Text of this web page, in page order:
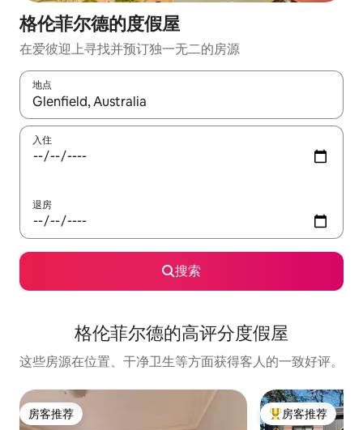
格伦菲尔德的度假屋
在爱彼迎上寻找并预订独一无二的房源
地点
如有搜索结果，请使用上下方向键查看，或通过点击或滑动手势
入住
退房
搜索
格伦菲尔德的高评分度假屋
这些房源在位置、干净卫生等方面获得客人的一致好评。
房客推荐
房客推荐 热门「房客推荐」
房客推荐